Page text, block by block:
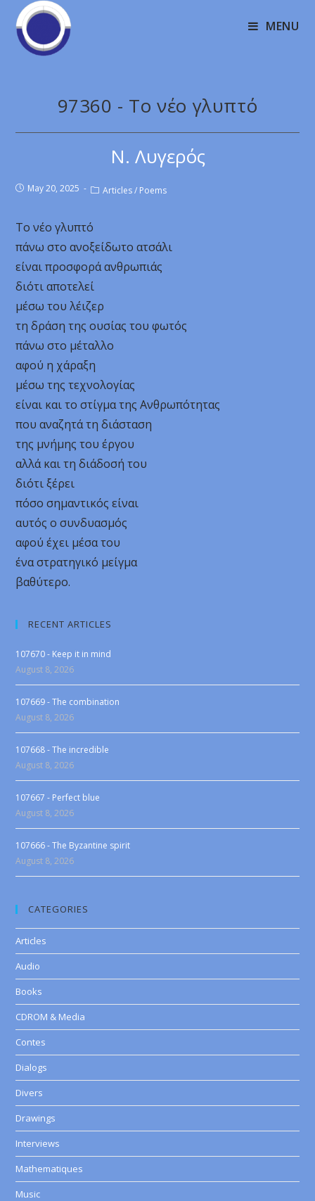
MENU
97360 - Το νέο γλυπτό
Ν. Λυγερός
May 20, 2025 Articles / Poems
Το νέο γλυπτό
πάνω στο ανοξείδωτο ατσάλι
είναι προσφορά ανθρωπιάς
διότι αποτελεί
μέσω του λέιζερ
τη δράση της ουσίας του φωτός
πάνω στο μέταλλο
αφού η χάραξη
μέσω της τεχνολογίας
είναι και το στίγμα της Ανθρωπότητας
που αναζητά τη διάσταση
της μνήμης του έργου
αλλά και τη διάδοσή του
διότι ξέρει
πόσο σημαντικός είναι
αυτός ο συνδυασμός
αφού έχει μέσα του
ένα στρατηγικό μείγμα
βαθύτερο.
RECENT ARTICLES
107670 - Keep it in mind
August 8, 2026
107669 - The combination
August 8, 2026
107668 - The incredible
August 8, 2026
107667 - Perfect blue
August 8, 2026
107666 - The Byzantine spirit
August 8, 2026
CATEGORIES
Articles
Audio
Books
CDROM & Media
Contes
Dialogs
Divers
Drawings
Interviews
Mathematiques
Music